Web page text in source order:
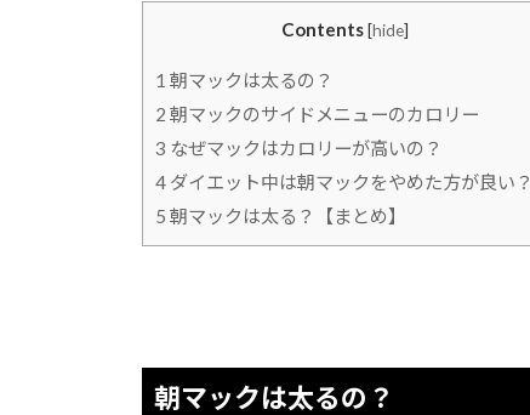
Contents [hide]
1 朝マックは太るの？
2 朝マックのサイドメニューのカロリー
3 なぜマックはカロリーが高いの？
4 ダイエット中は朝マックをやめた方が良い？
5 朝マックは太る？【まとめ】
朝マックは太るの？